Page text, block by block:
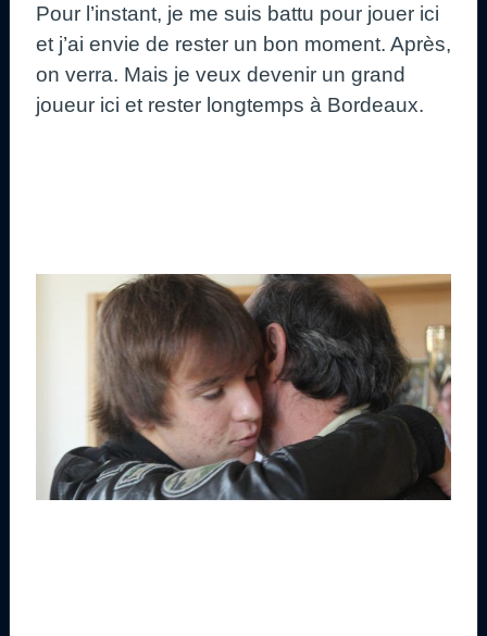
Pour l’instant, je me suis battu pour jouer ici
et j’ai envie de rester un bon moment. Après,
on verra. Mais je veux devenir un grand
joueur ici et rester longtemps à Bordeaux.